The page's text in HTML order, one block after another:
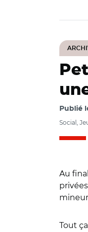
Publié
Social,
Au
Tout